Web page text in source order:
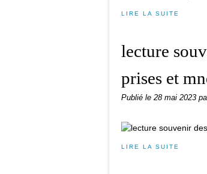
LIRE LA SUITE
lecture
prises et
Publié le 28 mai 2023
LIRE LA SUITE